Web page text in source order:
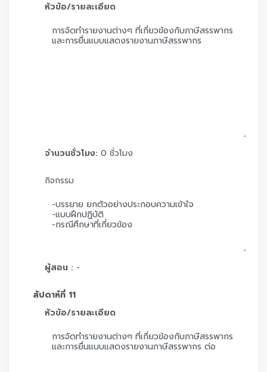
หัวข้อ/รายละเอียด
จำนวนชั่วโมง: 0 ชั่วโมง
กิจกรรม
ผู้สอน : -
สัปดาห์ที่ 11
หัวข้อ/รายละเอียด